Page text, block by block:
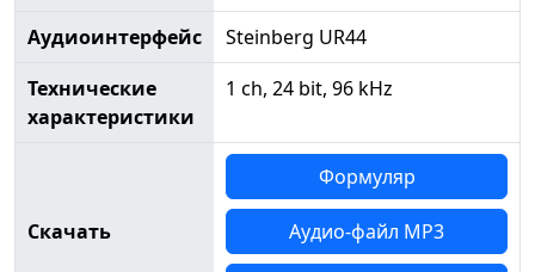
Аудиоинтерфейс
Steinberg UR44
Технические
характеристики
1 ch, 24 bit, 96 kHz
Скачать
Формуляр
Аудио-файл MP3